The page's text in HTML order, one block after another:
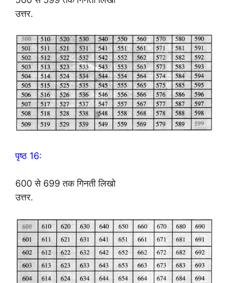
उत्तर.
पृष्ठ 16:
600 से 699 तक गिनती लिखो
उत्तर.